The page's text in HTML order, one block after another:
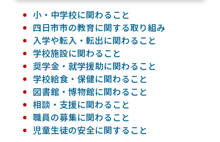
小・中学校に関わること
四日市市の教育に関する取り組み
入学や転入・転出に関わること
学校施設に関わること
奨学金・就学援助に関わること
学校給食・保健に関わること
図書館・博物館に関わること
相談・支援に関わること
職員の募集に関わること
児童生徒の安全に関すること